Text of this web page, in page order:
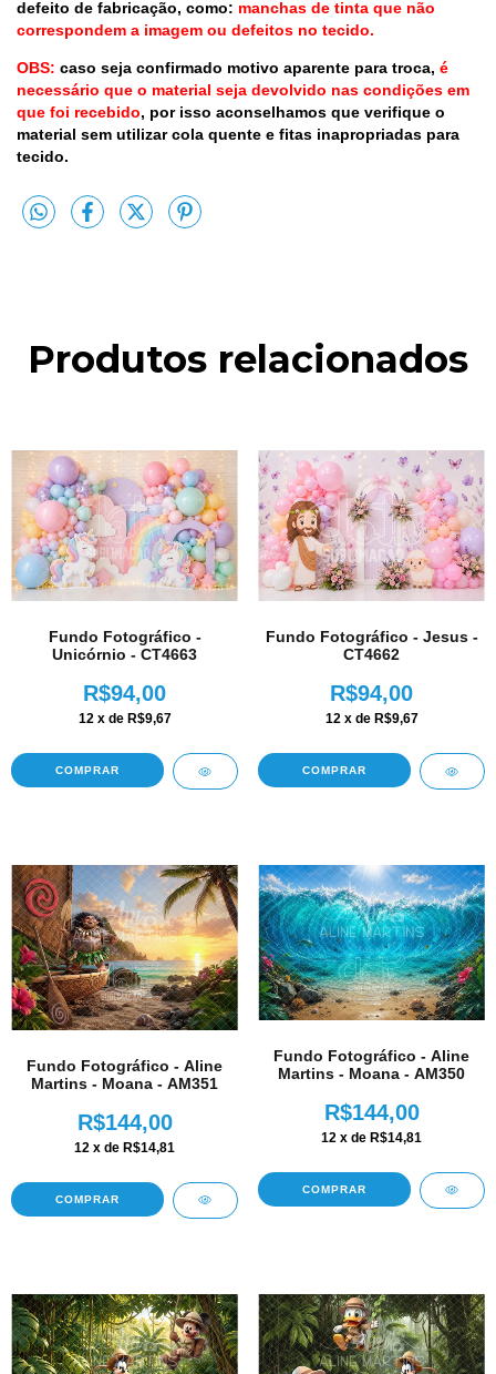
defeito de fabricação, como: manchas de tinta que não
correspondem a imagem ou defeitos no tecido.
OBS: caso seja confirmado motivo aparente para troca, é
necessário que o material seja devolvido nas condições em
que foi recebido, por isso aconselhamos que verifique o
material sem utilizar cola quente e fitas inapropriadas para
tecido.
Produtos relacionados
Fundo Fotográfico -
Unicórnio - CT4663
R$94,00
12 x de R$9,67
COMPRAR
Fundo Fotográfico - Jesus -
CT4662
R$94,00
12 x de R$9,67
COMPRAR
Fundo Fotográfico - Aline
Martins - Moana - AM351
R$144,00
12 x de R$14,81
COMPRAR
Fundo Fotográfico - Aline
Martins - Moana - AM350
R$144,00
12 x de R$14,81
COMPRAR